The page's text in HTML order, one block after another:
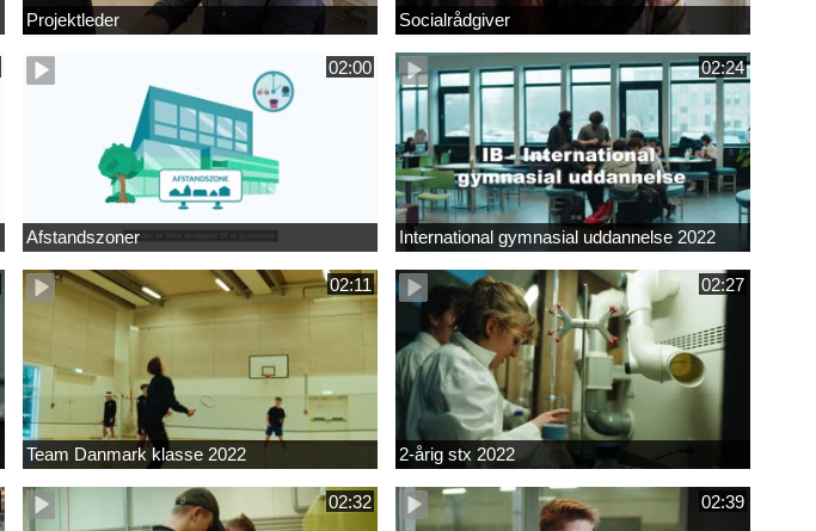
Projektleder Socialrådgiver
02:00
Afstandszoner
02:24
International gymnasial uddannelse 2022
02:11
Team Danmark klasse 2022
02:27
2-årig stx 2022
02:32 02:39